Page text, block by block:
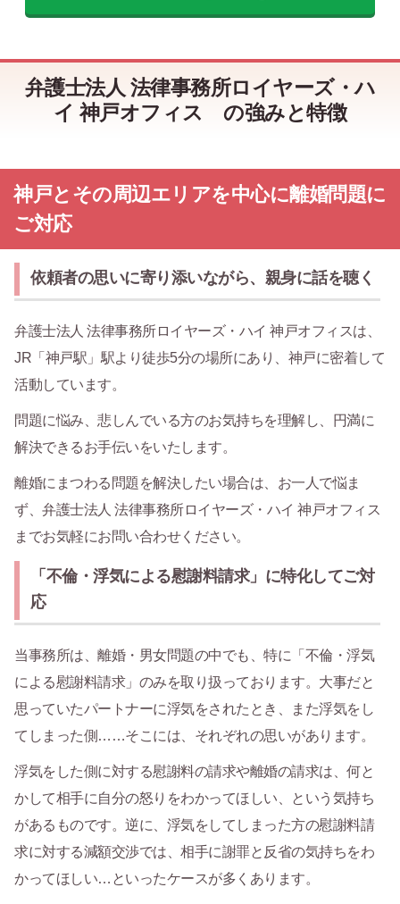
弁護士法人 法律事務所ロイヤーズ・ハ
イ 神戸オフィス の強みと特徴
神戸とその周辺エリアを中心に離婚問題に
ご対応
依頼者の思いに寄り添いながら、親身に話を聴く
弁護士法人 法律事務所ロイヤーズ・ハイ 神戸オフィスは、
JR「神戸駅」駅より徒歩5分の場所にあり、神戸に密着して
活動しています。
問題に悩み、悲しんでいる方のお気持ちを理解し、円満に
解決できるお手伝いをいたします。
離婚にまつわる問題を解決したい場合は、お一人で悩ま
ず、弁護士法人 法律事務所ロイヤーズ・ハイ 神戸オフィス
までお気軽にお問い合わせください。
「不倫・浮気による慰謝料請求」に特化してご対
応
当事務所は、離婚・男女問題の中でも、特に「不倫・浮気
による慰謝料請求」のみを取り扱っております。大事だと
思っていたパートナーに浮気をされたとき、また浮気をし
てしまった側……そこには、それぞれの思いがあります。
浮気をした側に対する慰謝料の請求や離婚の請求は、何と
かして相手に自分の怒りをわかってほしい、という気持ち
があるものです。逆に、浮気をしてしまった方の慰謝料請
求に対する減額交渉では、相手に謝罪と反省の気持ちをわ
かってほしい…といったケースが多くあります。